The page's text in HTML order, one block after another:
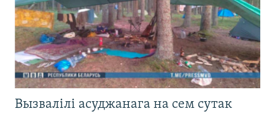
Вызвалілі асуджанага на сем сутак